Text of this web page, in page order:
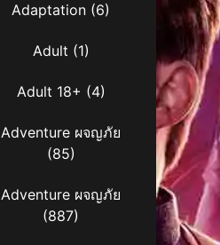
Adaptation (6)
Adult (1)
Adult 18+ (4)
Adventure ผจญภัย
(85)
Adventure ผจญภัย
(887)